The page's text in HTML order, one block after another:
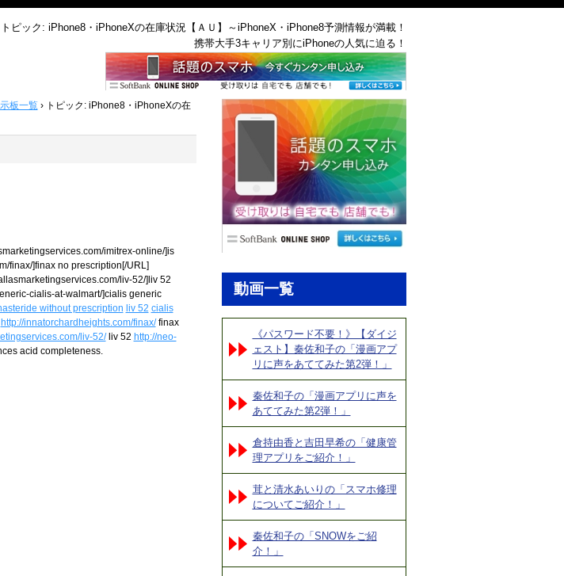
トピック: iPhone8・iPhoneXの在庫状況【ＡＵ】～iPhoneX・iPhone8予測情報が満載！
携帯大手3キャリア別にiPhoneの人気に迫る！
板一覧 › トピック: iPhone8・iPhoneXの在
imitrex-online/]is
finax/]finax no prescription[/URL]
liv-52/]liv 52
cialis-at-walmart/]cialis generic
without prescription liv 52 cialis
http://innatorchardheights.com/finax/finax
liv-52/liv 52 http://neo-
acid completeness.
動画一覧
《パスワード不要！》【ダイジ
ェスト】秦佐和子の「漫画アプ
リに声をあててみた第2弾！」
秦佐和子の「漫画アプリに声を
あててみた第2弾！」
倉持由香と吉田早希の「健康管
理アプリをご紹介！」
茸と清水あいりの「スマホ修理
についてご紹介！」
秦佐和子の「SNOWをご紹
介！」